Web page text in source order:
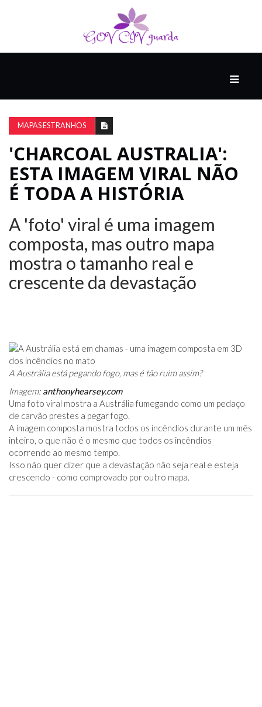
DO
THINK
COMPANHEIRO
COMEÇA
UM
ESTRONDO
MAPAS ESTRANHOS
'CHARCOAL AUSTRALIA':
ESTA IMAGEM VIRAL NÃO
É TODA A HISTÓRIA
A 'foto' viral é uma imagem
composta, mas outro mapa
mostra o tamanho real e
crescente da devastação
A Austrália está pegando fogo, mas é tão ruim assim?
Imagem: anthonyhearsey.com
Uma foto viral mostra a Austrália fumegando como um pedaço
de carvão prestes a pegar fogo.
A imagem composta mostra todos os incêndios durante um mês
inteiro, o que não é o mesmo que todos os incêndios
ocorrendo ao mesmo tempo.
Isso não quer dizer que a devastação não seja real e esteja
crescendo - como comprovado por outro mapa.